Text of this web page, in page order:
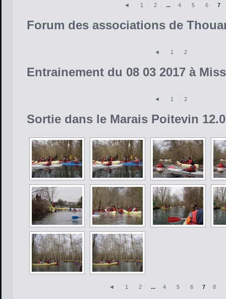
◄ 1 2 ... 4 5 6 7
Forum des associations de
◄ 1 2
Entrainement du 08 03 2017 à
◄ 1 2
Sortie dans le Marais Poitevin
◄ 1 2 ... 4 5 6 7 8